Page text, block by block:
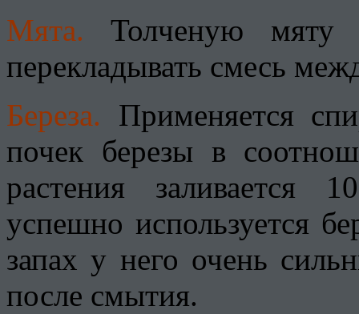
Мята. Толченую
перекладывать смесь
Береза. Применяется
почек березы в
растения заливается
успешно используется
запах у него очень
после смытия.